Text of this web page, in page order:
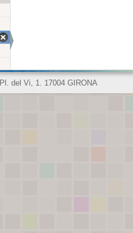
Pl. del Vi, 1. 17004 GIRONA